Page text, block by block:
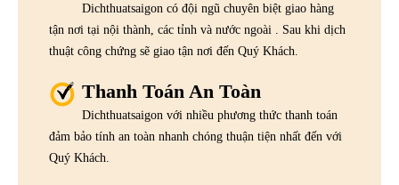
Dichthuatsaigon có đội ngũ chuyên biệt giao hàng
tận nơi tại nội thành, các tỉnh và nước ngoài . Sau khi dịch
thuật công chứng sẽ giao tận nơi đến Quý Khách.
Thanh Toán An Toàn
Dichthuatsaigon với nhiều phương thức thanh toán
đảm bảo tính an toàn nhanh chóng thuận tiện nhất đến với
Quý Khách.